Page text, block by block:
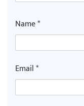
Name*
Email*